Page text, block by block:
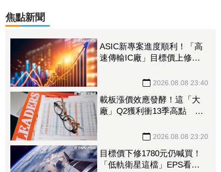
焦點新聞
ASIC新專案進度順利！「高
速傳輸IC廠」目標價上修至
2026.08.08 23:40
載板漲價效應發酵！這「大
廠」Q2獲利衝13季高點 再
2026.08.08 23:20
目標價下修1780元仍喊買！
「低軌衛星這檔」EPS看至